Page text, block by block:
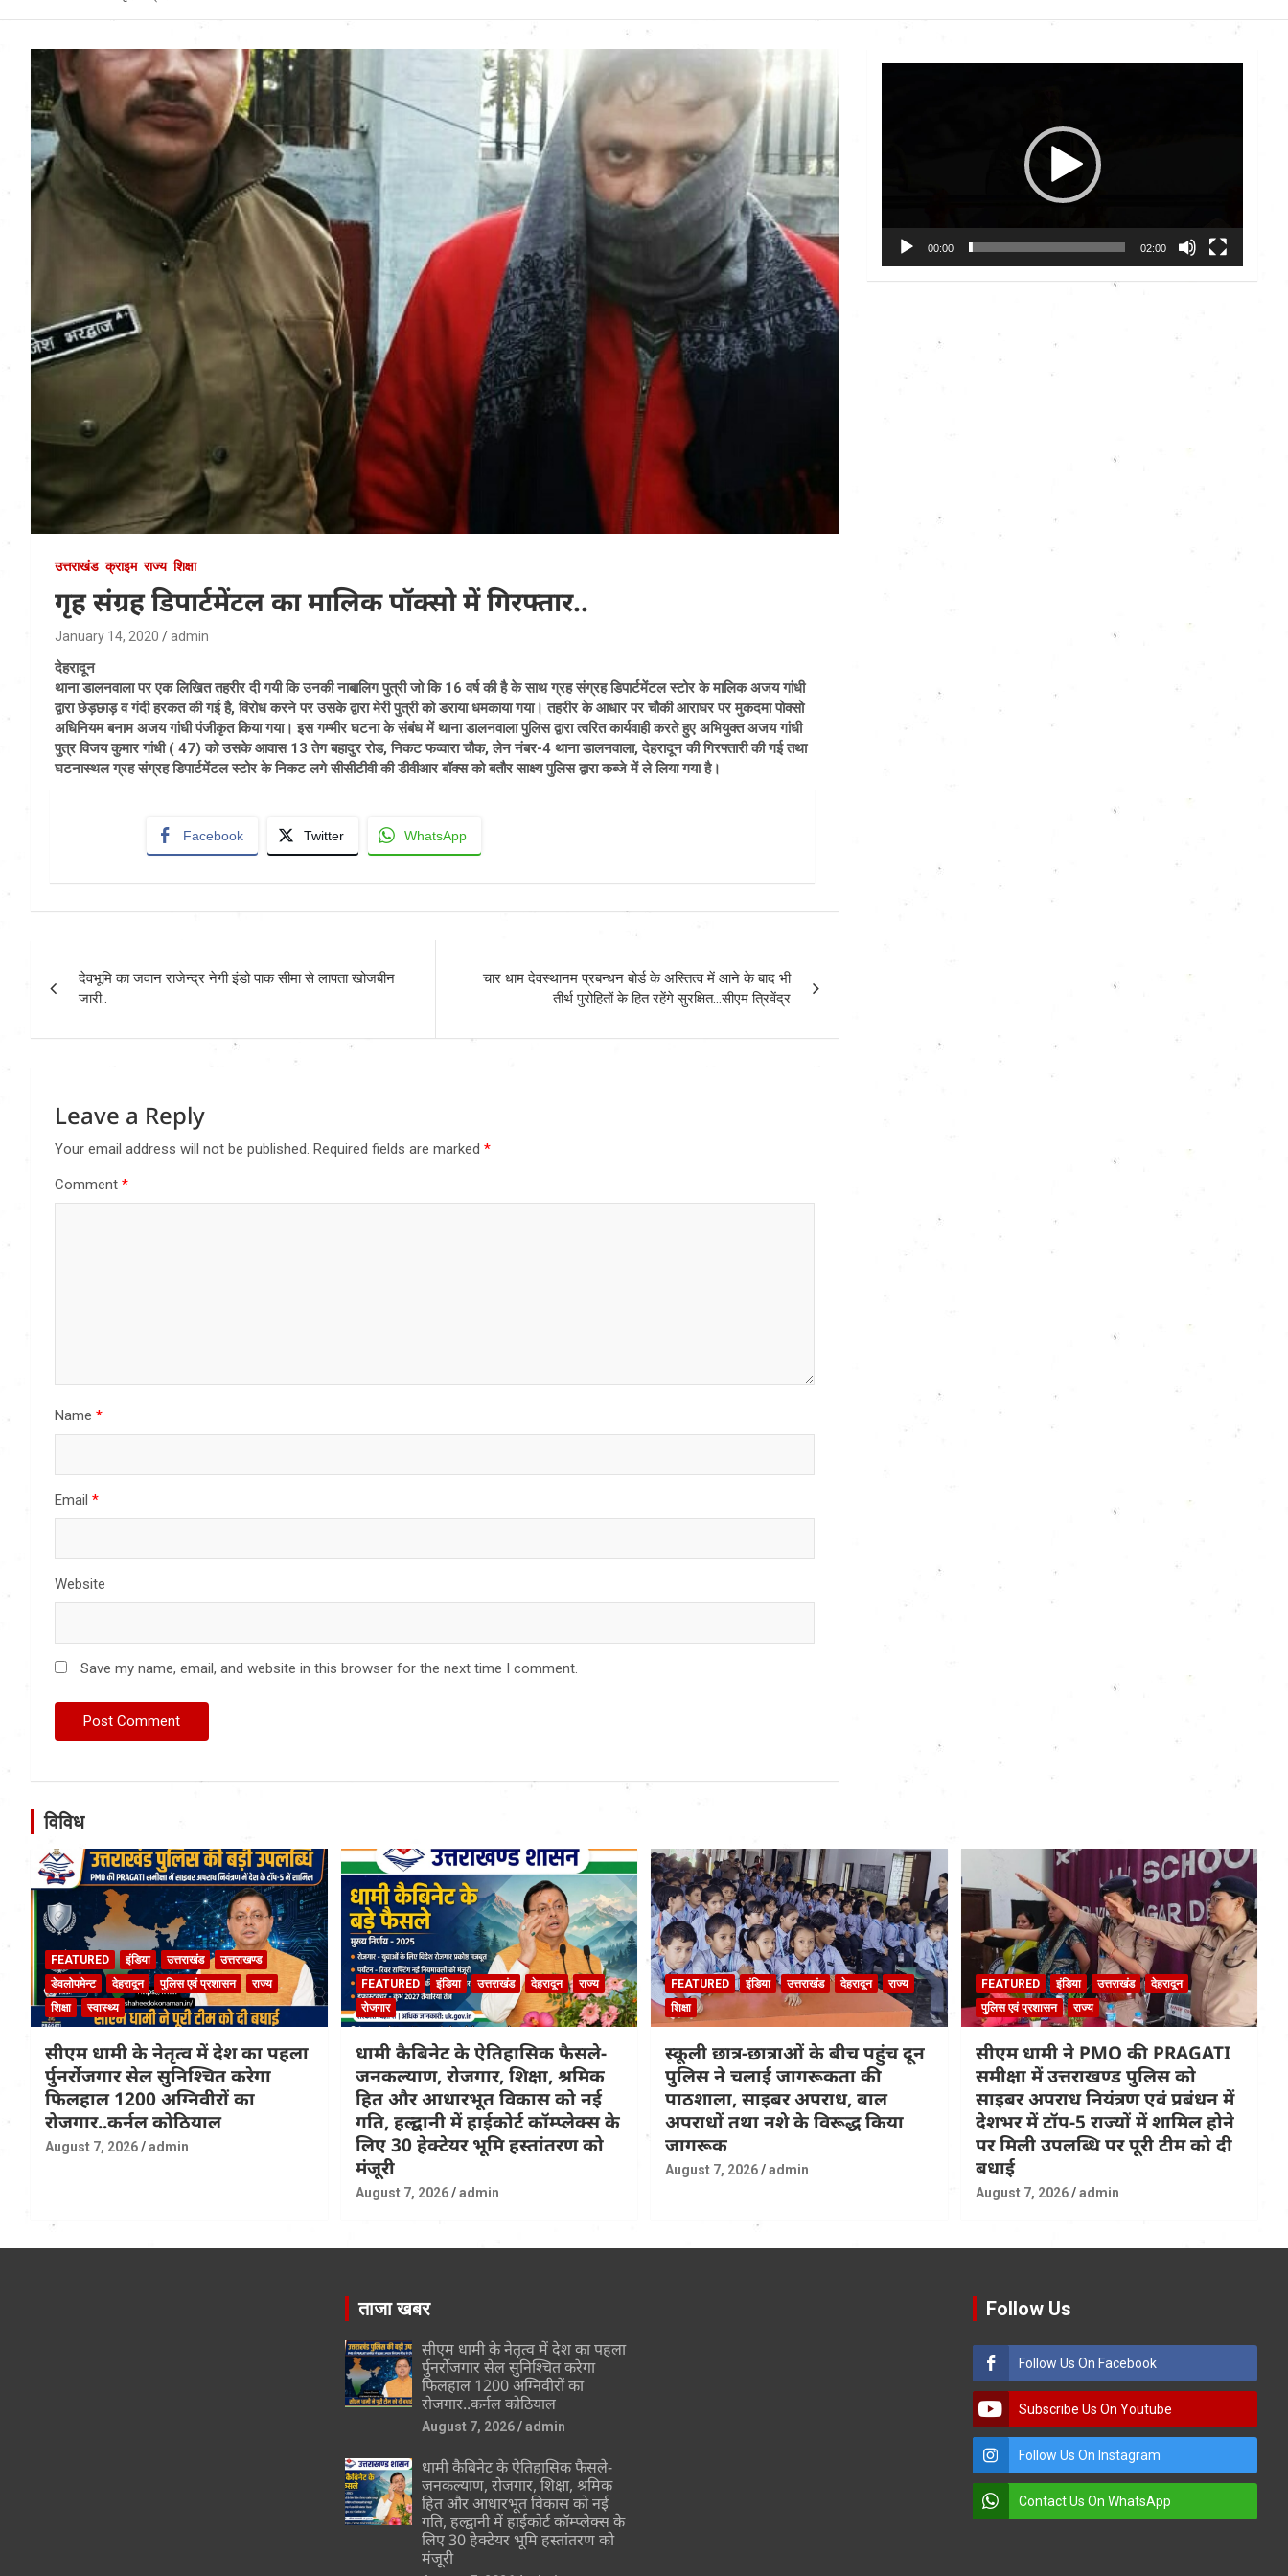
Uttarakhand News in
Hindi
उत्तराखंड क्राइम राज्य शिक्षा
गृह संग्रह डिपार्टमेंटल का मालिक पॉक्सो में गिरफ्तार..
January 14, 2020 admin
देहरादून
थाना डालनवाला पर एक लिखित तहरीर दी गयी कि उनकी नाबालिग पुत्री जो कि 16 वर्ष की है के साथ ग्रह संग्रह डिपार्टमेंटल स्टोर के मालिक अजय गांधी
द्वारा छेड़छाड़ व गंदी हरकत की गई है, विरोध करने पर उसके द्वारा मेरी पुत्री को डराया धमकाया गया। तहरीर के आधार पर चौकी आराघर पर मुकदमा पोक्सो
अधिनियम बनाम अजय गांधी पंजीकृत किया गया। इस गम्भीर घटना के संबंध में थाना डालनवाला पुलिस द्वारा त्वरित कार्यवाही करते हुए अभियुक्त अजय गांधी
पुत्र विजय कुमार गांधी ( 47) को उसके आवास 13 तेग बहादुर रोड, निकट फव्वारा चौक, लेन नंबर-4 थाना डालनवाला, देहरादून की गिरफ्तारी की गई तथा
घटनास्थल ग्रह संग्रह डिपार्टमेंटल स्टोर के निकट लगे सीसीटीवी की डीवीआर बॉक्स को बतौर साक्ष्य पुलिस द्वारा कब्जे में ले लिया गया है।
Facebook Twitter WhatsApp
Post
navigation
देवभूमि का जवान राजेन्द्र नेगी इंडो पाक सीमा से लापता खोजबीन
जारी..
चार धाम देवस्थानम प्रबन्धन बोर्ड के अस्तित्व में आने के बाद भी
तीर्थ पुरोहितों के हित रहेंगे सुरक्षित…सीएम त्रिवेंद्र
Leave a Reply
Your email address will not be published. Required fields are marked *
Comment *
Name *
Email *
Website
Save my name, email, and website in this browser for the next time I comment.
00:00 02:00
विविध
FEATURED इंडिया उत्तराखंड
उत्तराखण्ड
डेवलोपमेन्ट
देहरादून पुलिस एवं प्रशासन
राज्य
शिक्षा
स्वास्थ्य
सीएम धामी के नेतृत्व में देश का पहला
र्पुनर्रोजगार सेल सुनिश्चित करेगा
फिलहाल 1200 अग्निवीरों का
रोजगार..कर्नल कोठियाल
August 7, 2026 admin
FEATURED इंडिया उत्तराखंड देहरादून
राज्य
रोजगार
धामी कैबिनेट के ऐतिहासिक फैसले-
जनकल्याण, रोजगार, शिक्षा, श्रमिक
हित और आधारभूत विकास को नई
गति, हल्द्वानी में हाईकोर्ट कॉम्प्लेक्स के
लिए 30 हेक्टेयर भूमि हस्तांतरण को
मंजूरी
August 7, 2026 admin
FEATURED इंडिया उत्तराखंड देहरादून
राज्य
शिक्षा
स्कूली छात्र-छात्राओं के बीच पहुंच दून
पुलिस ने चलाई जागरूकता की
पाठशाला, साइबर अपराध, बाल
अपराधों तथा नशे के विरूद्ध किया
जागरूक
August 7, 2026 admin
FEATURED इंडिया उत्तराखंड
देहरादून
पुलिस एवं प्रशासन
राज्य
सीएम धामी ने PMO की PRAGATI
समीक्षा में उत्तराखण्ड पुलिस को
साइबर अपराध नियंत्रण एवं प्रबंधन में
देशभर में टॉप-5 राज्यों में शामिल होने
पर मिली उपलब्धि पर पूरी टीम को दी
बधाई
August 7, 2026 admin
ताजा खबर
सीएम धामी के नेतृत्व में देश का पहला
र्पुनर्रोजगार सेल सुनिश्चित करेगा
फिलहाल 1200 अग्निवीरों का
रोजगार..कर्नल कोठियाल
August 7, 2026 admin
धामी कैबिनेट के ऐतिहासिक फैसले-
जनकल्याण, रोजगार, शिक्षा, श्रमिक
हित और आधारभूत विकास को नई
गति, हल्द्वानी में हाईकोर्ट कॉम्प्लेक्स के
लिए 30 हेक्टेयर भूमि हस्तांतरण को
मंजूरी
Follow Us
Follow Us On Facebook
Subscribe Us On Youtube
Follow Us On Instagram
Contact Us On WhatsApp